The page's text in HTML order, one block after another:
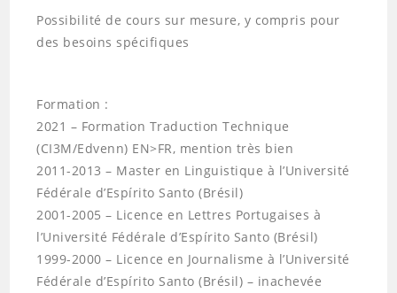
Possibilité de cours sur mesure, y compris pour
des besoins spécifiques
Formation :
2021 – Formation Traduction Technique
(CI3M/Edvenn) EN>FR, mention très bien
2011-2013 – Master en Linguistique à l’Université
Fédérale d’Espírito Santo (Brésil)
2001-2005 – Licence en Lettres Portugaises à
l’Université Fédérale d’Espírito Santo (Brésil)
1999-2000 – Licence en Journalisme à l’Université
Fédérale d’Espírito Santo (Brésil) – inachevée